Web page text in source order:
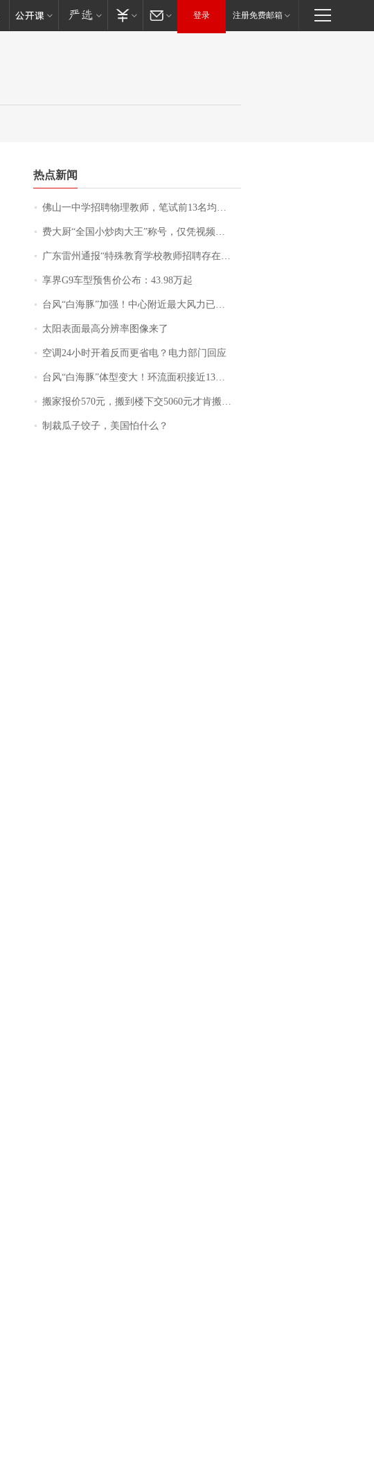
登录 注册免费邮箱
热点新闻
佛山一中学招聘物理教师，笔试前13名均遭淘汰？教育局：已叫停招聘，成立调查组全面核查
费大厨“全国小炒肉大王”称号，仅凭视频评出？中国烹饪协会回应
广东雷州通报“特殊教育学校教师招聘存在违规行为”：已启动问责程序 副校长被停职
享界G9车型预售价公布：43.98万起
台风“白海豚”加强！中心附近最大风力已达15级 最新研判
太阳表面最高分辨率图像来了
空调24小时开着反而更省电？电力部门回应
台风“白海豚”体型变大！环流面积接近13个浙江那么大
搬家报价570元，搬到楼下交5060元才肯搬上楼！女子傻眼了……
制裁瓜子饺子，美国怕什么？